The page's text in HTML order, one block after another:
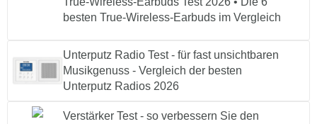
besten True-Wireless-Earbuds im Vergleich
Unterputz Radio Test - für fast unsichtbaren
Musikgenuss - Vergleich der besten
Unterputz Radios 2026
Verstärker Test - so verbessern Sie den